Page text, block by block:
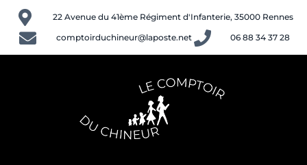
Aller
au
22 Avenue du 41ème Régiment d'Infanterie, 35000 Rennes
comptoirduchineur@laposte.net
06 88 34 37 28